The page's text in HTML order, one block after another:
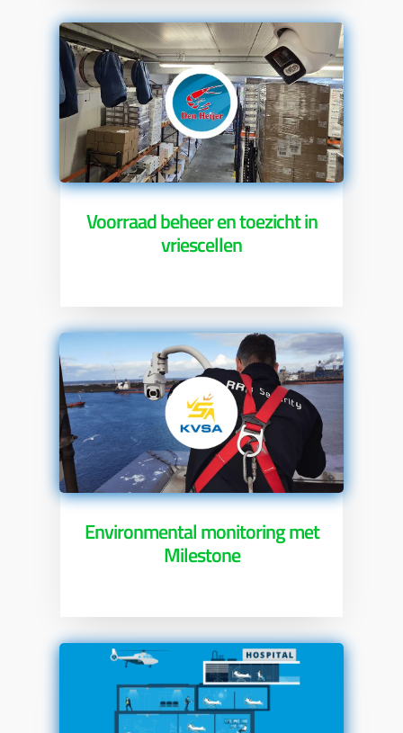
Voorraad beheer en toezicht in
vriescellen
Environmental monitoring met
Milestone